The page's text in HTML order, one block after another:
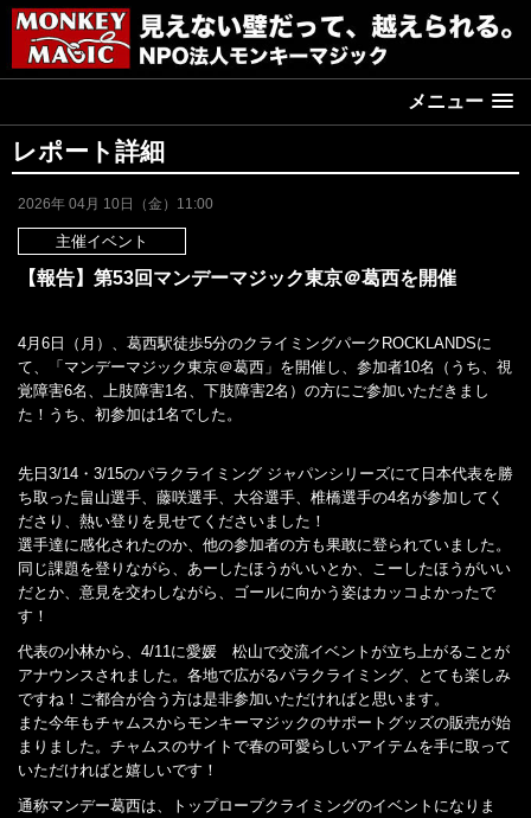
メニュー
レポート詳細
2026年 04月 10日（金）11:00
主催イベント
【報告】第53回マンデーマジック東京＠葛西を開催
4月6日（月）、葛西駅徒歩5分のクライミングパークROCKLANDSに
て、「マンデーマジック東京＠葛西」を開催し、参加者10名（うち、視
覚障害6名、上肢障害1名、下肢障害2名）の方にご参加いただきまし
た！うち、初参加は1名でした。
先日3/14・3/15のパラクライミング ジャパンシリーズにて日本代表を勝
ち取った畠山選手、藤咲選手、大谷選手、椎橋選手の4名が参加してく
ださり、熱い登りを見せてくださいました！
選手達に感化されたのか、他の参加者の方も果敢に登られていました。
同じ課題を登りながら、あーしたほうがいいとか、こーしたほうがいい
だとか、意見を交わしながら、ゴールに向かう姿はカッコよかったで
す！
代表の小林から、4/11に愛媛 松山で交流イベントが立ち上がることが
アナウンスされました。各地で広がるパラクライミング、とても楽しみ
ですね！ご都合が合う方は是非参加いただければと思います。
また今年もチャムスからモンキーマジックのサポートグッズの販売が始
まりました。チャムスのサイトで春の可愛らしいアイテムを手に取って
いただければと嬉しいです！
通称マンデー葛西は、トップロープクライミングのイベントになりま